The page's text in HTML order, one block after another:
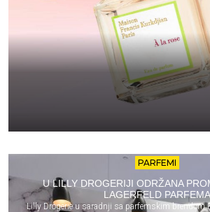
PARFEMI
U LILLY DROGERIJI ODRŽANA
LAGERFELD PARFEMA
Lilly Drogerie u saradnji sa parfemskim brendom